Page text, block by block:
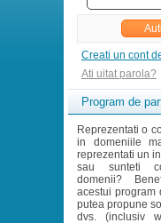
Creati un cont
Ati uitat parola?
Program de
Reprezentati o
in domeniile
reprezentati un
sau sunteti
domenii?
acestui program
putea propune
dvs. (inclusiv